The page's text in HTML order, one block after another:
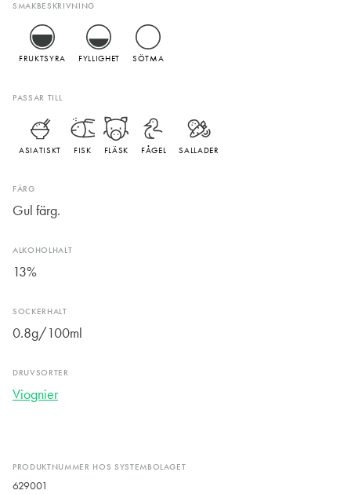
PRODUKTNUMMER HOS SYSTEMBOLAGET
629001
SMAKBESKRIVNING
FRUKTSYRA FYLLIGHET SÖTMA
PASSAR TILL
ASIATISKT FISK FLÄSK FÅGEL SALLADER
FÄRG
Gul färg.
ALKOHOLHALT
13%
SOCKERHALT
0.8g/100ml
DRUVSORTER
Viognier